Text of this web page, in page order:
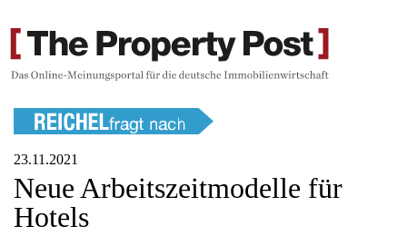
23.11.2021
Neue Arbeitszeitmodelle für
Hotels